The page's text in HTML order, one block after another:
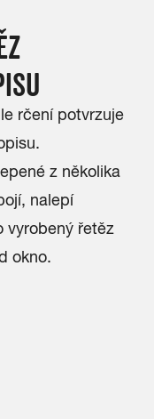
rčení potvrzuje
z několika
nalepí
vyrobený řetěz
okno.